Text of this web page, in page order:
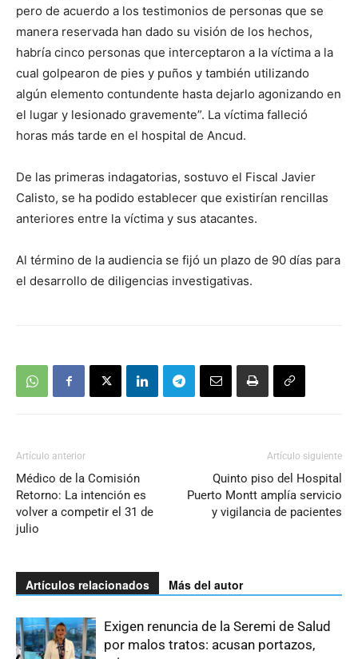
pero de acuerdo a los testimonios de personas que se
manera reservada han dado su visión de los hechos,
habría cinco personas que interceptaron a la víctima a la
cual golpearon de pies y puños y también utilizando
algún elemento contundente hasta dejarlo agonizando en
el lugar y lesionado gravemente”. La víctima falleció
horas más tarde en el hospital de Ancud.
De las primeras indagatorias, sostuvo el Fiscal Javier
Calisto, se ha podido establecer que existirían rencillas
anteriores entre la víctima y sus atacantes.
Al término de la audiencia se fijó un plazo de 90 días para
el desarrollo de diligencias investigativas.
Artículo anterior
Médico de la Comisión
Retorno: La intención es
volver a competir el 31 de
julio
Artículo siguiente
Quinto piso del Hospital
Puerto Montt amplía servicio
y vigilancia de pacientes
Artículos relacionados Más del autor
Exigen renuncia de la Seremi de Salud
por malos tratos: acusan portazos,